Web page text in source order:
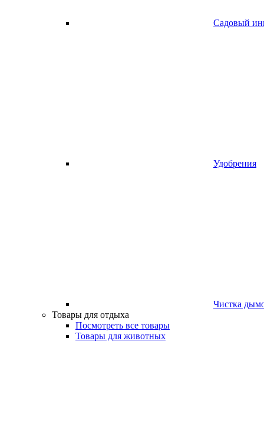
Садовый
Удобрения
Чистка
Товары для отдыха
Посмотреть все товары
Товары для животных